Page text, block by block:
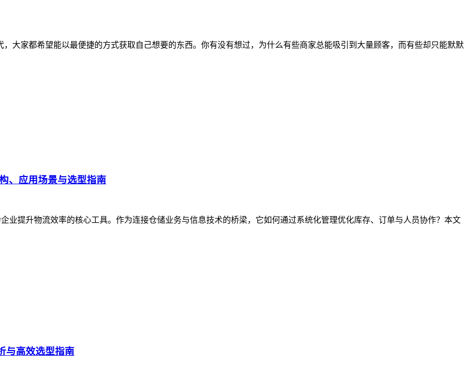
大家都希望能以最便捷的方式获取自己想要的东西。你有没有想过，为什么有些商家总能吸引到大量顾客，而有些却只能默默
、应用场景与选型指南
业提升物流效率的核心工具。作为连接仓储业务与信息技术的桥梁，它如何通过系统化管理优化库存、订单与人员协作？本文
与高效选型指南